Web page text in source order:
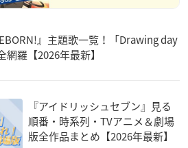
』主題歌一覧！「Drawing day
羅【2026年最新】
『アイドリッシュセブン』見る
順番・時系列・TVアニメ＆劇場
版全作品まとめ【2026年最新】